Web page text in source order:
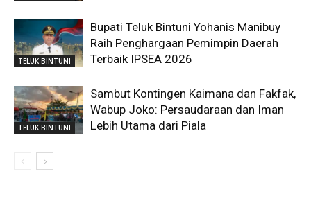
TELUK BINTUNI
Bupati Teluk Bintuni Yohanis Manibuy
Raih Penghargaan Pemimpin Daerah
Terbaik IPSEA 2026
TELUK BINTUNI
Sambut Kontingen Kaimana dan Fakfak,
Wabup Joko: Persaudaraan dan Iman
Lebih Utama dari Piala